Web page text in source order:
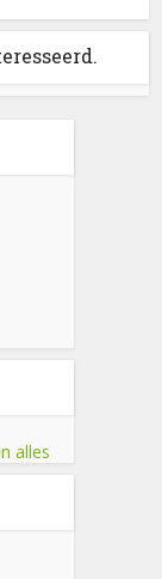
alles